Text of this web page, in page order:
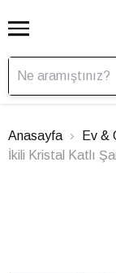
Anasayfa Ev &
İkili Kristal Katlı